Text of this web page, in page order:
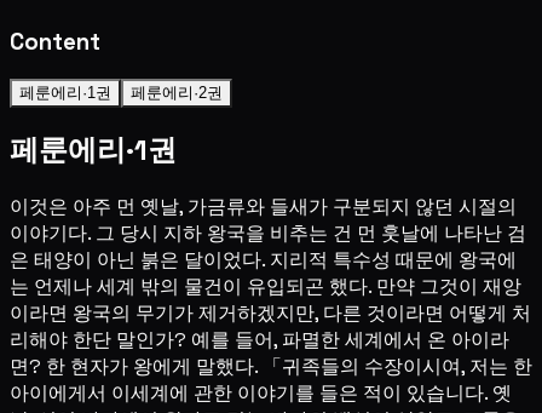
Content
페룬에리·1권 페룬에리·2권
페룬에리·1권
이것은 아주 먼 옛날, 가금류와 들새가 구분되지 않던 시절의
이야기다. 그 당시 지하 왕국을 비추는 건 먼 훗날에 나타난 검
은 태양이 아닌 붉은 달이었다. 지리적 특수성 때문에 왕국에
는 언제나 세계 밖의 물건이 유입되곤 했다. 만약 그것이 재앙
이라면 왕국의 무기가 제거하겠지만, 다른 것이라면 어떻게 처
리해야 한단 말인가? 예를 들어, 파멸한 세계에서 온 아이라
면? 한 현자가 왕에게 말했다. 「귀족들의 수장이시여, 저는 한
아이에게서 이세계에 관한 이야기를 들은 적이 있습니다. 옛